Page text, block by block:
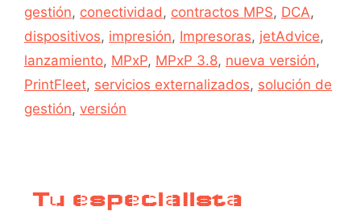
gestión, conectividad , contractos MPS, DCA,
dispositivos, impresión, Impresoras, jetAdvice,
lanzamiento, MPxP, MPxP 3.8, nueva versión,
PrintFleet, servicios externalizados, solución de
gestión, versión
Tu especialista